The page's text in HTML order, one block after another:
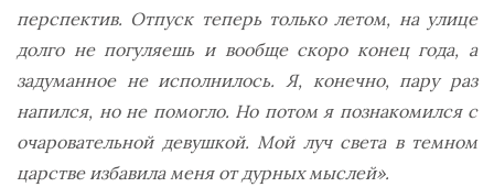
перспектив. Отпуск теперь только летом, на улице
долго не погуляешь и вообще скоро конец года, а
задуманное не исполнилось. Я, конечно, пару раз
напился, но не помогло. Но потом я познакомился с
очаровательной девушкой. Мой луч света в темном
царстве избавила меня от дурных мыслей».